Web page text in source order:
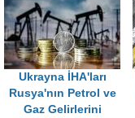
Ukrayna İHA'ları
Rusya'nın Petrol ve
Gaz Gelirlerini